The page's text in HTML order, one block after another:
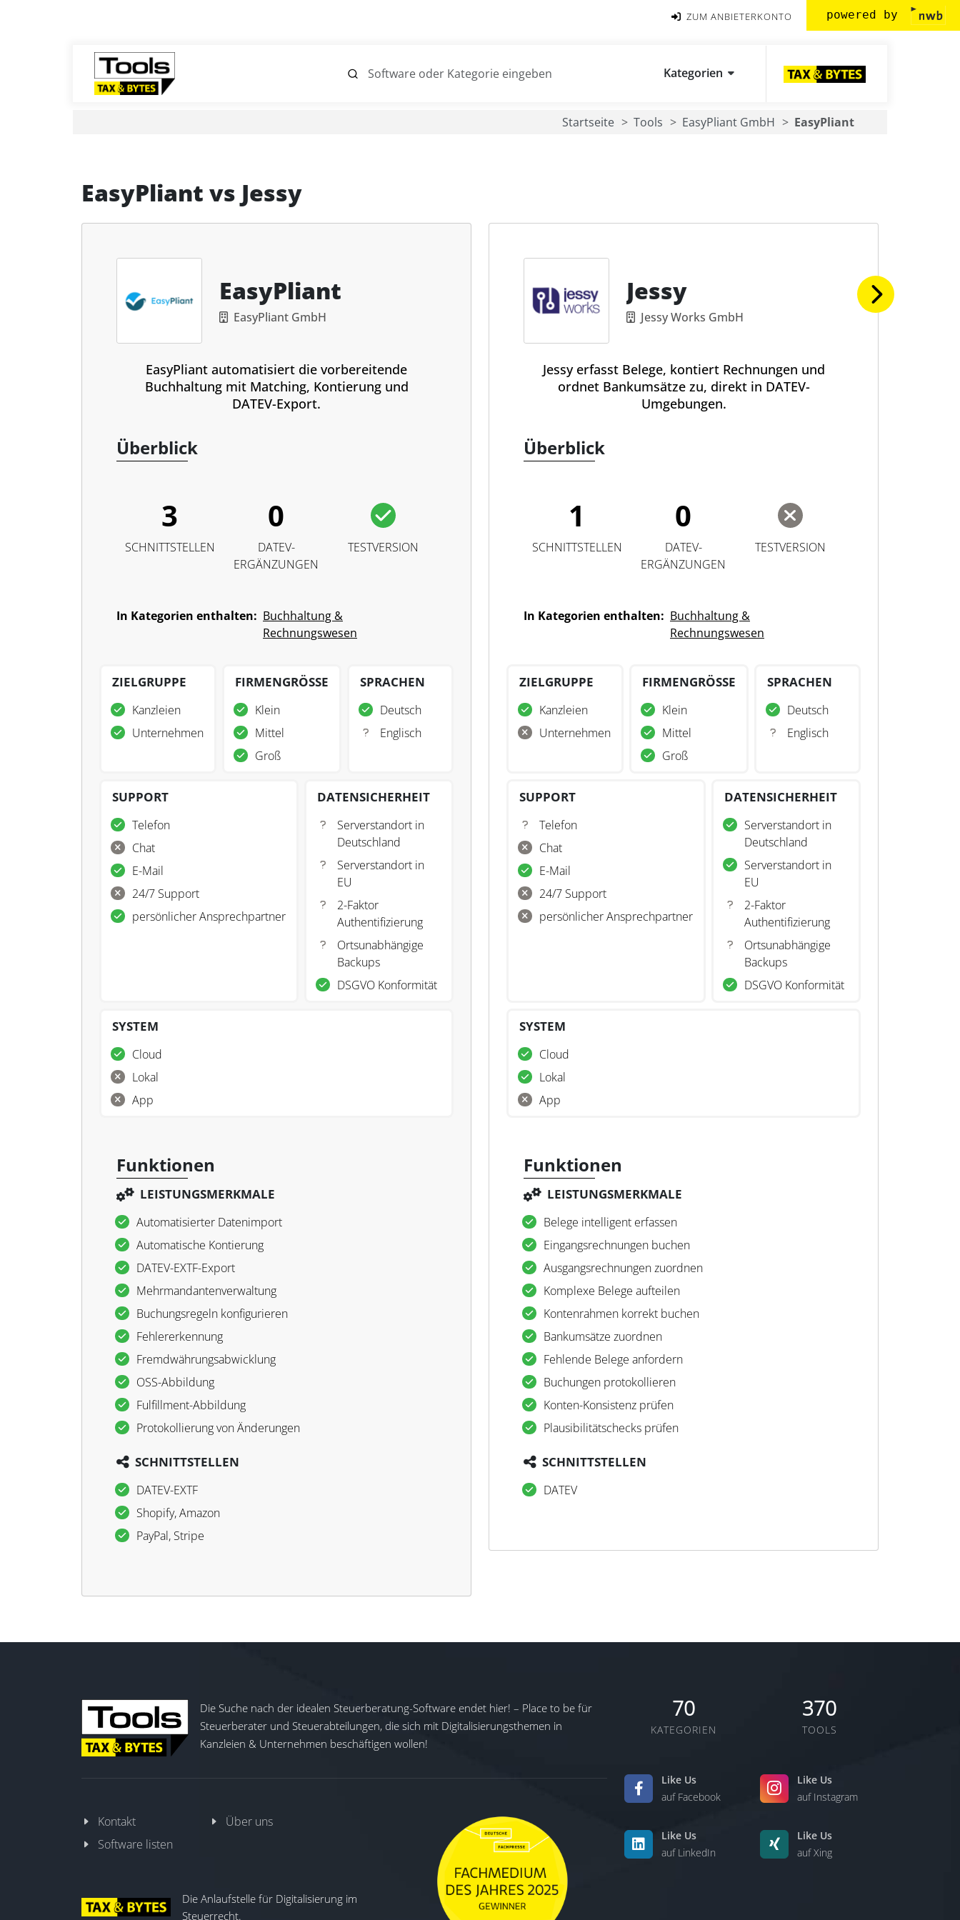
ZUM ANBIETERKONTO powered by
Kategorien
Startseite Tools EasyPliant GmbH EasyPliant
EasyPliant vs Jessy
EasyPliant
EasyPliant GmbH
EasyPliant automatisiert die vorbereitende
Buchhaltung mit Matching, Kontierung und
DATEV-Export.
Überblick
3
SCHNITTSTELLEN
0
DATEV-
ERGÄNZUNGEN
TESTVERSION
In Kategorien enthalten: Buchhaltung &
Rechnungswesen
ZIELGRUPPE
Kanzleien
Unternehmen
FIRMENGRÖSSE
Klein
Mittel
Groß
SPRACHEN
Deutsch
Englisch
SUPPORT
Telefon
Chat
E-Mail
24/7 Support
persönlicher Ansprechpartner
DATENSICHERHEIT
Serverstandort in
Deutschland
Serverstandort in
EU
2-Faktor
Authentifizierung
Ortsunabhängige
Backups
DSGVO Konformität
SYSTEM
Cloud
Lokal
App
Funktionen
LEISTUNGSMERKMALE
Automatisierter Datenimport
Automatische Kontierung
DATEV-EXTF-Export
Mehrmandantenverwaltung
Buchungsregeln konfigurieren
Fehlererkennung
Fremdwährungsabwicklung
OSS-Abbildung
Fulfillment-Abbildung
Protokollierung von Änderungen
SCHNITTSTELLEN
DATEV-EXTF
Shopify, Amazon
PayPal, Stripe
Jessy
Jessy Works GmbH
Jessy erfasst Belege, kontiert Rechnungen und
ordnet Bankumsätze zu, direkt in DATEV-
Umgebungen.
Überblick
1
SCHNITTSTELLEN
0
DATEV-
ERGÄNZUNGEN
TESTVERSION
In Kategorien enthalten: Buchhaltung &
Rechnungswesen
ZIELGRUPPE
Kanzleien
Unternehmen
FIRMENGRÖSSE
Klein
Mittel
Groß
SPRACHEN
Deutsch
Englisch
SUPPORT
Telefon
Chat
E-Mail
24/7 Support
persönlicher Ansprechpartner
DATENSICHERHEIT
Serverstandort in
Deutschland
Serverstandort in
EU
2-Faktor
Authentifizierung
Ortsunabhängige
Backups
DSGVO Konformität
SYSTEM
Cloud
Lokal
App
Funktionen
LEISTUNGSMERKMALE
Belege intelligent erfassen
Eingangsrechnungen buchen
Ausgangsrechnungen zuordnen
Komplexe Belege aufteilen
Kontenrahmen korrekt buchen
Bankumsätze zuordnen
Fehlende Belege anfordern
Buchungen protokollieren
Konten-Konsistenz prüfen
Plausibilitätschecks prüfen
SCHNITTSTELLEN
DATEV
Die Suche nach der idealen Steuerberatung-Software endet hier! – Place to be für
Steuerberater und Steuerabteilungen, die sich mit Digitalisierungsthemen in
Kanzleien & Unternehmen beschäftigen wollen!
Kontakt
Über uns
Software listen
Die Anlaufstelle für Digitalisierung im
Steuerrecht.
70
KATEGORIEN
370
TOOLS
Like Us
auf Facebook
Like Us
auf Instagram
Like Us
auf LinkedIn
Like Us
auf Xing